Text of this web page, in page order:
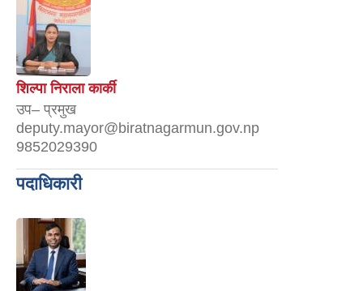
शिल्पा निराला कार्की
उप– प्रमुख
deputy.mayor@biratnagarmun.gov.np
9852029390
पदाधिकारी